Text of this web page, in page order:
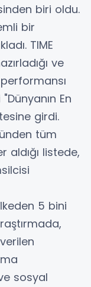
biri oldu.
bir
TIME
ve
En
girdi.
tüm
aldığı listede,
5 bini
sosyal